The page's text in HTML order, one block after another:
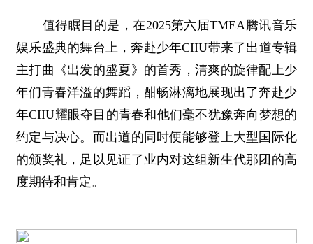
值得瞩目的是，在2025第六届TMEA腾讯音乐
娱乐盛典的舞台上，奔赴少年CIIU带来了出道专辑
主打曲《出发的盛夏》的首秀，清爽的旋律配上少
年们青春洋溢的舞蹈，酣畅淋漓地展现出了奔赴少
年CIIU耀眼夺目的青春和他们毫不犹豫奔向梦想的
约定与决心。而出道的同时便能够登上大型国际化
的颁奖礼，足以见证了业内对这组新生代那团的高
度期待和肯定。